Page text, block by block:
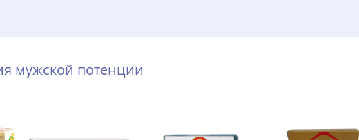
мужской потенции